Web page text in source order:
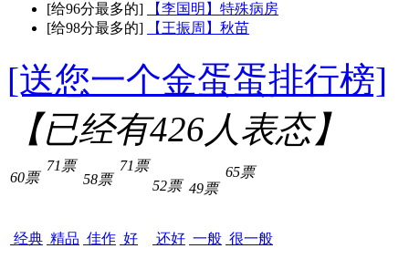
[给96分最多的]
【李国明】特殊病房
[给98分最多的]
【王振周】秋苗
[送您一个金蛋蛋排行榜]
【已经有426人表态】
60票
经典
71票
精品
58票
佳作
71票
好
52票
还好
49票
一般
65票
很一般